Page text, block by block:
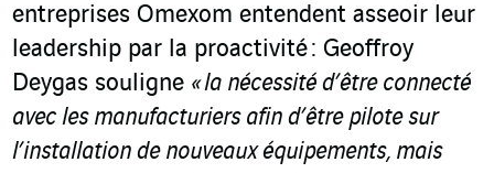
entreprises Omexom entendent asseoir leur
leadership par la proactivité : Geoffroy
Deygas souligne « la nécessité d’être connecté
avec les manufacturiers afin d’être pilote sur
l’installation de nouveaux équipements, mais